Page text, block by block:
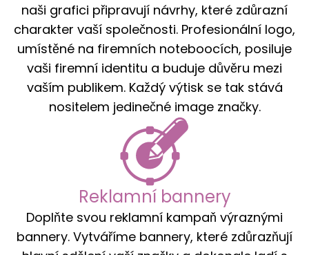
naši grafici připravují návrhy, které zdůrazní
charakter vaší společnosti. Profesionální logo,
umístěné na firemních noteboocích, posiluje
vaši firemní identitu a buduje důvěru mezi
vaším publikem. Každý výtisk se tak stává
nositelem jedinečné image značky.
Reklamní bannery
Doplňte svou reklamní kampaň výraznými
bannery. Vytváříme bannery, které zdůrazňují